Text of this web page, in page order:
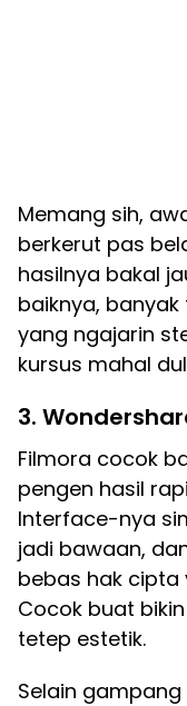
Memang sih,
berkerut pas
hasilnya bakal
baiknya,
yang ngajarin
kursus mahal
3.
Filmora cocok
pengen hasil
Interface-nya
jadi bawaan,
bebas hak cipta
Cocok buat
tetep estetik.
Selain